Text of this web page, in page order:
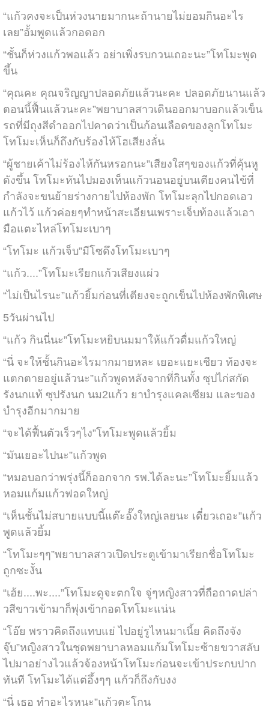
“แก้วคงจะเป็นห่วงนายมากนะถ้านายไม่ยอมกินอะไร
เลย”อั้มพูดแล้วกอดอก
“ชั้นก็ห่วงแก้วพอแล้ว อย่าเพิ่งรบกวนเถอะนะ”โทโมะพูด
ขึ้น
“คุณคะ คุณจริญญาปลอดภัยแล้วนะคะ ปลอดภัยนานแล้ว
ตอนนี้ฟื้นแล้วนะคะ”พยาบาลสาวเดินออกมาบอกแล้วเข็น
รถที่มีถุงสีดำออกไปคาดว่าเป็นก้อนเลือดของลูกโทโมะ
โทโมะเห็นก็ถึงกับร้องไห้โฮเสียงลั่น
“ผู้ชายเค้าไม่ร้องไห้กันหรอกนะ”เสียงใสๆของแก้วที่คุ้นหู
ดังขึ้น โทโมะหันไปมองเห็นแก้วนอนอยู่บนเตียงคนไข้ที่
กำลังจะขนย้ายร่างกายไปห้องพัก โทโมะลุกไปกอดเอว
แก้วไว้ แก้วค่อยๆทำหน้าสะเอียนเพราะเจ็บท้องแล้วเอา
มือแตะไหล่โทโมะเบาๆ
“โทโมะ แก้วเจ็บ”มีโซดึงโทโมะเบาๆ
“แก้ว....”โทโมะเรียกแก้วเสียงแผ่ว
“ไม่เป็นไรนะ”แก้วยิ้มก่อนที่เตียงจะถูกเข็นไปห้องพักพิเศษ
5วันผ่านไป
“แก้ว กินนี่นะ”โทโมะหยิบนมมาให้แก้วดื่มแก้วใหญ่
“นี่ จะให้ชั้นกินอะไรมากมายหละ เยอะแยะเชียว ท้องจะ
แตกตายอยู่แล้วนะ”แก้วพูดหลังจากที่กินทั้ง ซุปไก่สกัด
รังนกแท้ ซุปรังนก นม2แก้ว ยาบำรุงแคลเซียม และของ
บำรุงอีกมากมาย
“จะได้ฟื้นตัวเร็วๆไง”โทโมะพูดแล้วยิ้ม
“มันเยอะไปนะ”แก้วพูด
“หมอบอกว่าพรุ่งนี้ก็ออกจาก รพ.ได้ละนะ”โทโมะยิ้มแล้ว
หอมแก้มแก้วฟอดใหญ่
“เห็นชั้นไม่สบายแบบนี้แต๊ะอั๊งใหญ่เลยนะ เดี๋ยวเถอะ”แก้ว
พูดแล้วยิ้ม
“โทโมะๆๆ”พยาบาลสาวเปิดประตูเข้ามาเรียกชื่อโทโมะ
ถูกซะงั้น
“เฮ้ย....พะ....”โทโมะดูจะตกใจ จู่ๆหญิงสาวที่ถือถาดปล่า
วสีขาวเข้ามาก็พุ่งเข้ากอดโทโมะแน่น
“โอ๊ย พราวคิดถึงแทบแย่ ไปอยู่รูไหนมาเนี้ย คิดถึงจัง
จุ๊บ”หญิงสาวในชุดพยาบาลหอมแก้มโทโมะซ้ายขวาสลับ
ไปมาอย่างไวแล้วจ้องหน้าโทโมะก่อนจะเข้าประกบปาก
ทันที โทโมะได้แต่อึ้งๆๆ แก้วก็ถึงกับงง
“นี่ เธอ ทำอะไรหนะ”แก้วตะโกน